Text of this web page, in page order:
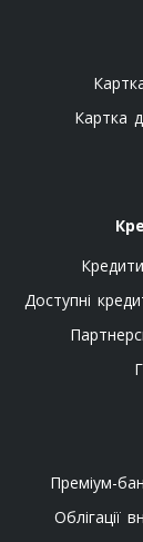
Картка
Доступні
Преміум-
Облігації